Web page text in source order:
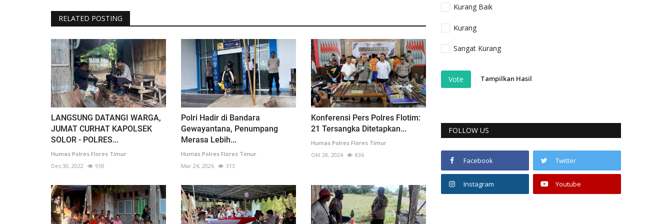
RELATED POSTING
LANGSUNG DATANGI WARGA,
JUMAT CURHAT KAPOLSEK
SOLOR - POLRES...
Humas Polres Flores Timur
Des 30, 2022
959
Polri Hadir di Bandara
Gewayantana, Penumpang
Merasa Lebih...
Humas Polres Flores Timur
Mar 24, 2026
313
Konferensi Pers Polres Flotim:
21 Tersangka Ditetapkan...
Humas Polres Flores Timur
Okt 28, 2024
836
Kurang Baik
Kurang
Sangat Kurang
Vote Tampilkan Hasil
FOLLOW US
Facebook Twitter
Instagram Youtube